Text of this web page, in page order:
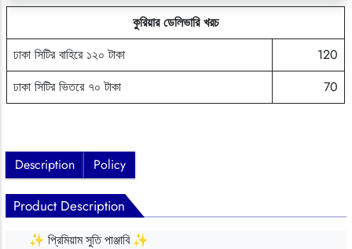
কুরিয়ার ডেলিভারি খরচ
ঢাকা সিটির বাহিরে ১২০ টাকা
120
ঢাকা সিটির ভিতরে ৭০ টাকা
70
Description Policy
Product Description
✨ প্রিমিয়াম সুতি পাঞ্জাবি ✨